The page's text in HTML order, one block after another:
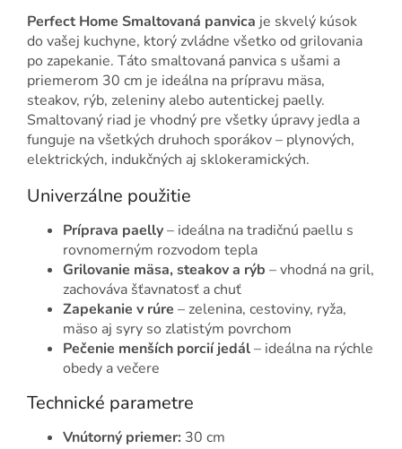
Perfect Home Smaltovaná panvica je skvelý kúsok
do vašej kuchyne, ktorý zvládne všetko od grilovania
po zapekanie. Táto smaltovaná panvica s ušami a
priemerom 30 cm je ideálna na prípravu mäsa,
steakov, rýb, zeleniny alebo autentickej paelly.
Smaltovaný riad je vhodný pre všetky úpravy jedla a
funguje na všetkých druhoch sporákov – plynových,
elektrických, indukčných aj sklokeramických.
Univerzálne použitie
Príprava paelly– ideálna na tradičnú paellu s
rovnomerným rozvodom tepla
Grilovanie mäsa, steakov a rýb – vhodná na gril,
zachováva šťavnatosť a chuť
Zapekanie v rúre – zelenina, cestoviny, ryža,
mäso aj syry so zlatistým povrchom
Pečenie menších porcií jedál– ideálna na rýchle
obedy a večere
Technické parametre
Vnútorný priemer: 30 cm